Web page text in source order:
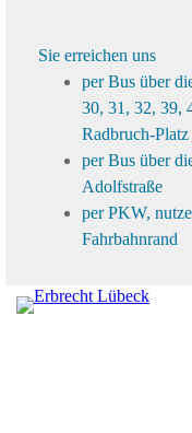
Sie erreichen uns
per Bus über
30, 31, 32, 39,
Radbruch-
per Bus über
Adolfstraße
per PKW,
Fahrbahnrand